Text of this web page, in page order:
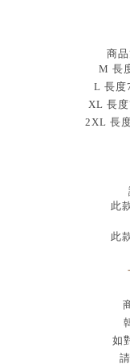
商
M 長度
L 長度
XL 長
2XL 長
此
此
如